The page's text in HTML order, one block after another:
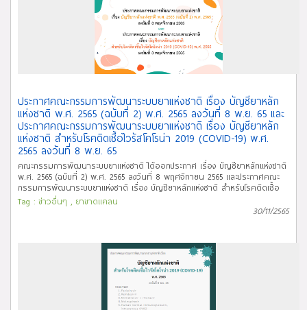
ประกาศคณะกรรมการพัฒนาระบบยาแห่งชาติ เรื่อง บัญชียาหลัก
แห่งชาติ พ.ศ. 2565 (ฉบับที่ 2) พ.ศ. 2565 ลงวันที่ 8 พ.ย. 65 และ
ประกาศคณะกรรมการพัฒนาระบบยาแห่งชาติ เรื่อง บัญชียาหลัก
แห่งชาติ สำหรับโรคติดเชื้อไวรัสโคโรน่า 2019 (COVID-19) พ.ศ.
2565 ลงวันที่ 8 พ.ย. 65
คณะกรรมการพัฒนาระบบยาแห่งชาติ ได้ออกประกาศ เรื่อง บัญชียาหลักแห่งชาติ
พ.ศ. 2565 (ฉบับที่ 2) พ.ศ. 2565 ลงวันที่ 8 พฤศจิกายน 2565 และประกาศคณะ
กรรมการพัฒนาระบบยาแห่งชาติ เรื่อง บัญชียาหลักแห่งชาติ สำหรับโรคติดเชื้อ
ไวรัสโคโรน่า 2019 (COVID-19) พ.ศ. 2565 ลงวันที่ 8 พฤศจิกายน 2565 ทั้งนี้
ประกาศดังกล่าวอยู่ระหว่างรอประกาศในราชกิจจานุเบกษา สำนักงานคณะ
ละเอียด และ download ประกาศดังกล่าวได้ทาง link ด้านล่างนี้ จึงประกาศให้ทราบ
โดยทั่วกัน หมายเหตุ ปัจจุบันประกาศทั้ง 2 ฉบับได้ประกาศในราชกิจจานุเบกษา เมื่อ
วันที่ 25 พฤศจิกายน 2565 (ดูรายละเอียดเพิ่มเติมได้
ทาง http://ndi.fda.moph.go.th/ndi_news_detail/index/310 และ
http://ndi.fda.moph.go.th/ndi_news_detail/index/311) ภาพจาก Freepik
Tag : ข่าวอื่นๆ , ยาขาดแคลน
30/11/2565